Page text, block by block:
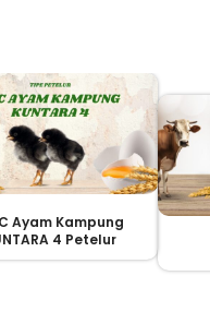
Ayam Kampung
4 Petelur